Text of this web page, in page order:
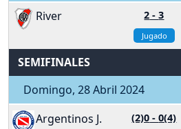
River
2 -3
Jugado
SEMIFINALES
Domingo, 28 Abril 2024
Argentinos J.
(2)0 -0(4)